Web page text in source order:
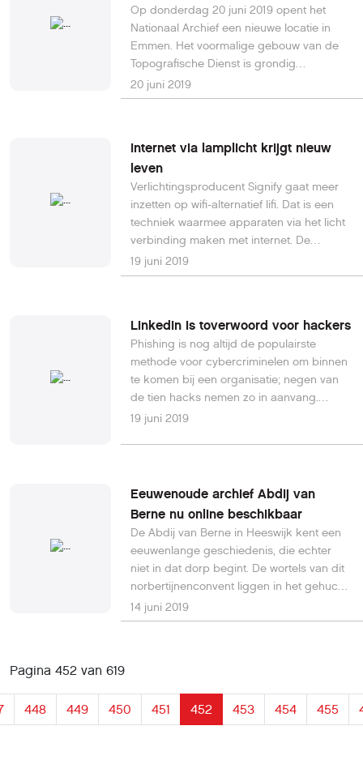
Op donderdag 20 juni 2019 opent het
Nationaal Archief een nieuwe locatie in
Emmen. Het voormalige gebouw van de
Topografische Dienst is grondig
verbouwd, en is nu zo goed als
energieneutraal. In Emmen kan het
Ook heeft locatie Emmen een state-of-the-
art ontzuringsinstallatie waarmee de
levensduur van kwetsbare archieven kan
worden verdubbeld.
20 juni 2019
Internet via lamplicht krijgt nieuw
leven
Verlichtingsproducent Signify gaat meer
inzetten op wifi-alternatief lifi. Dat is een
techniek waarmee apparaten via het licht
verbinding maken met internet. De
nieuwste apparatuur van Signify is fors
sneller geworden. Vanaf 2020 zijn alle
verbinding te worden aangesloten.Lees
hier verder.
19 juni 2019
LinkedIn is toverwoord voor hackers
Phishing is nog altijd de populairste
methode voor cybercriminelen om binnen
te komen bij een organisatie; negen van
de tien hacks nemen zo in aanvang.
Spam-filters herkennen de berichten vaak
in de onderwerpregel blijkt verleidelijke
aas. Is daar iets aan te doen?Lees hier
verder.
19 juni 2019
Eeuwenoude archief Abdij van
Berne nu online beschikbaar
De Abdij van Berne in Heeswijk kent een
eeuwenlange geschiedenis, die echter
niet in dat dorp begint. De wortels van dit
norbertijnenconvent liggen in het gehucht
Bern ten noordoosten van Heusden,
tegenwoordig gemeente Zaltbommel.
kwamen er de eerste norbertijnen aan
vanuit het toen vijf jaar oude klooster
Mariënweerd bij Beesd. Bern lag in het
14 juni 2019
Pagina 452 van 619
448 449 450 451 452 453 454 455